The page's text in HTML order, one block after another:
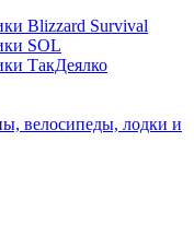
Blizzard Survival
SOL
ТакДеялко
велосипеды, лодки и